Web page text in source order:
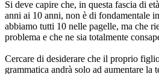
Si deve capire che, in questa fascia di
anni ai 10 anni, non è di fondamentale
abbiamo tutti 10 nelle pagelle, ma che
problema e che ne sia totalmente
Cercare di desiderare che il proprio
grammatica andrà solo ad aumentare la